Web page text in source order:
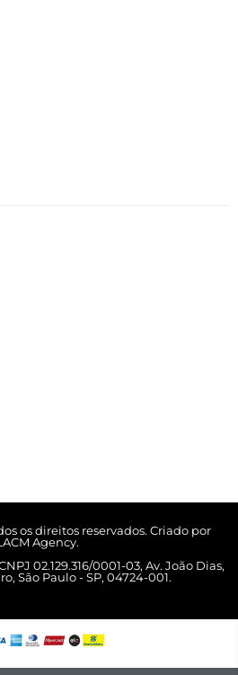
os direitos reservados. Criado por
Agency.
02.129.316/0001-03, Av. João Dias,
São Paulo - SP, 04724-001.